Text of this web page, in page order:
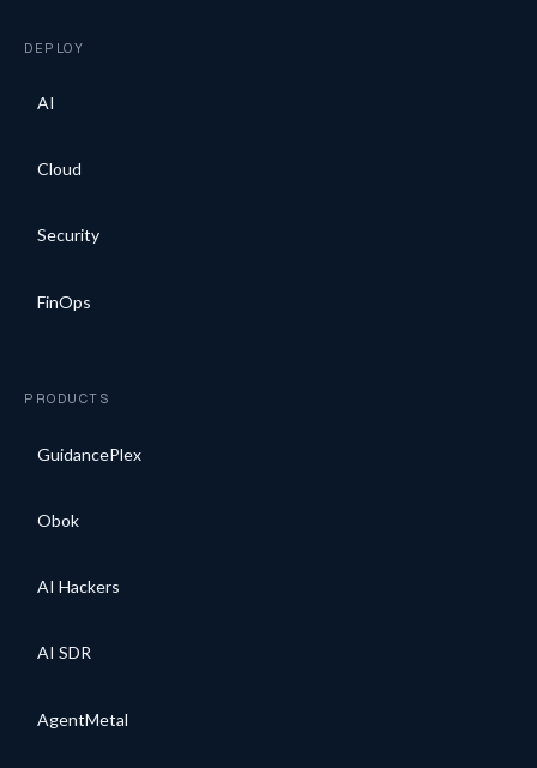
DEPLOY
AI
Cloud
Security
FinOps
PRODUCTS
GuidancePlex
Obok
AI Hackers
AI SDR
AgentMetal